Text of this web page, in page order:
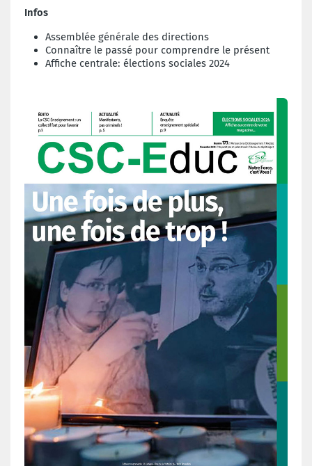
Infos
Assemblée générale des directions
Connaître le passé pour comprendre le présent
Affiche centrale: élections sociales 2024